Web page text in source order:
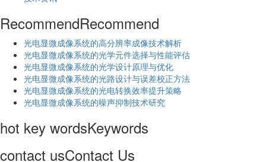
RecommendRecommend
光电显微成像系统的高分辨率成像技术解析
​光电显微成像系统的光学元件选择与性能评估
光电显微成像系统的光学设计原理与优化
光电显微成像系统的光路设计与误差校正方法
光电显微成像系统的光电转换效率提升策略
光电显微成像系统的噪声抑制技术研究
hot key wordsKeywords
contact usContact Us